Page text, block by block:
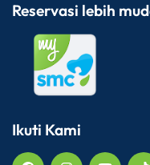
Reservasi lebih
Ikuti Kami